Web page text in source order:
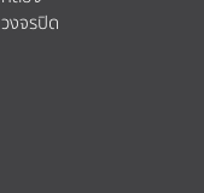
วงจรปิด